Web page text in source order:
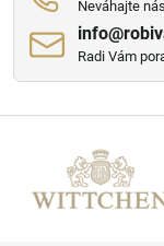
Neváhajte
Radi Vám